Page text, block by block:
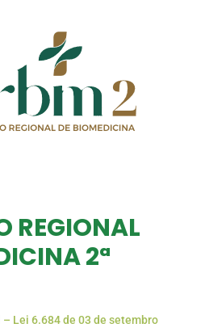
REGIONAL
2ª
Lei 6.684 de 03 de setembro